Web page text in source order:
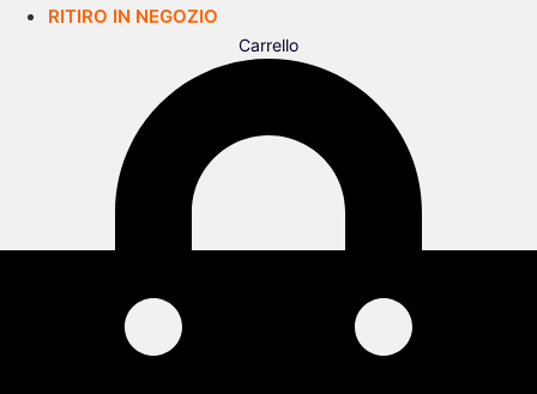
RITIRO IN NEGOZIO
Carrello